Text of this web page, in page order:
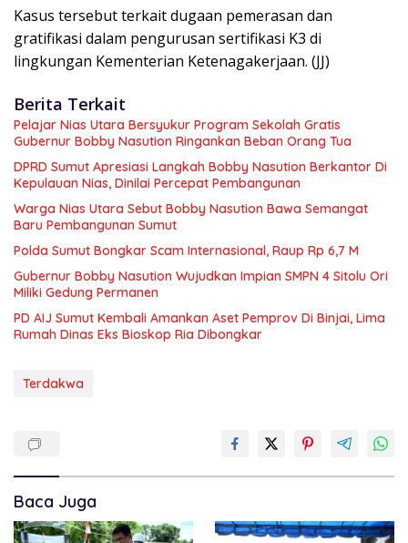
Kasus tersebut terkait dugaan pemerasan dan
gratifikasi dalam pengurusan sertifikasi K3 di
lingkungan Kementerian Ketenagakerjaan. (JJ)
Berita Terkait
Pelajar Nias Utara Bersyukur Program Sekolah Gratis
Gubernur Bobby Nasution Ringankan Beban Orang Tua
DPRD Sumut Apresiasi Langkah Bobby Nasution Berkantor Di
Kepulauan Nias, Dinilai Percepat Pembangunan
Warga Nias Utara Sebut Bobby Nasution Bawa Semangat
Baru Pembangunan Sumut
Polda Sumut Bongkar Scam Internasional, Raup Rp 6,7 M
Gubernur Bobby Nasution Wujudkan Impian SMPN 4 Sitolu Ori
Miliki Gedung Permanen
PD AIJ Sumut Kembali Amankan Aset Pemprov Di Binjai, Lima
Rumah Dinas Eks Bioskop Ria Dibongkar
Terdakwa
Baca Juga